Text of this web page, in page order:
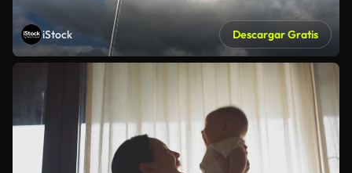
iStock Descargar Gratis